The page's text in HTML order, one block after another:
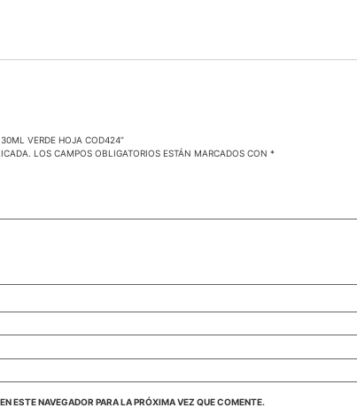
VERDE HOJA COD424”
LOS CAMPOS OBLIGATORIOS ESTÁN MARCADOS CON *
ESTE NAVEGADOR PARA LA PRÓXIMA VEZ QUE COMENTE.